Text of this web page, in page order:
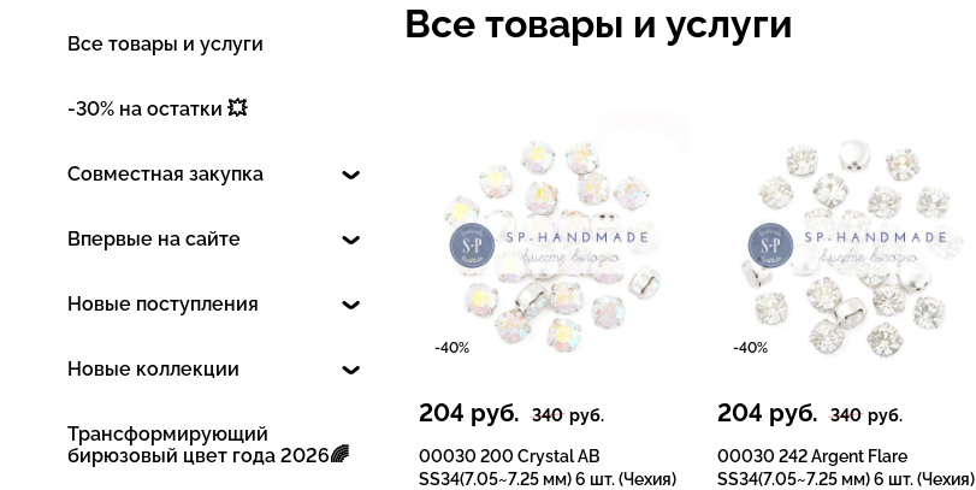
Все товары и услуги
-30% на остатки 💥
Совместная закупка
Впервые на сайте
Новые поступления
Новые коллекции
Трансформирующий
бирюзовый цвет года 2026🌈
Все товары и услуги
-40%
204 руб. 340 руб.
00030 200 Crystal AB
SS34(7.05~7.25 мм) 6 шт. (Чехия)
-40%
204 руб. 340 руб.
00030 242 Argent Flare
SS34(7.05~7.25 мм) 6 шт. (Чехия)